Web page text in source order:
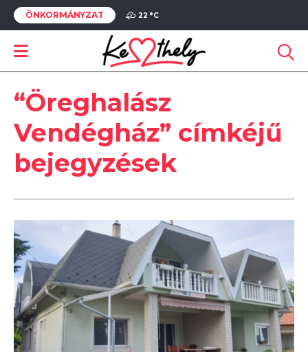
ÖNKORMÁNYZAT 22 °C
“Öreghalász
Vendégház” címkéjű
bejegyzések